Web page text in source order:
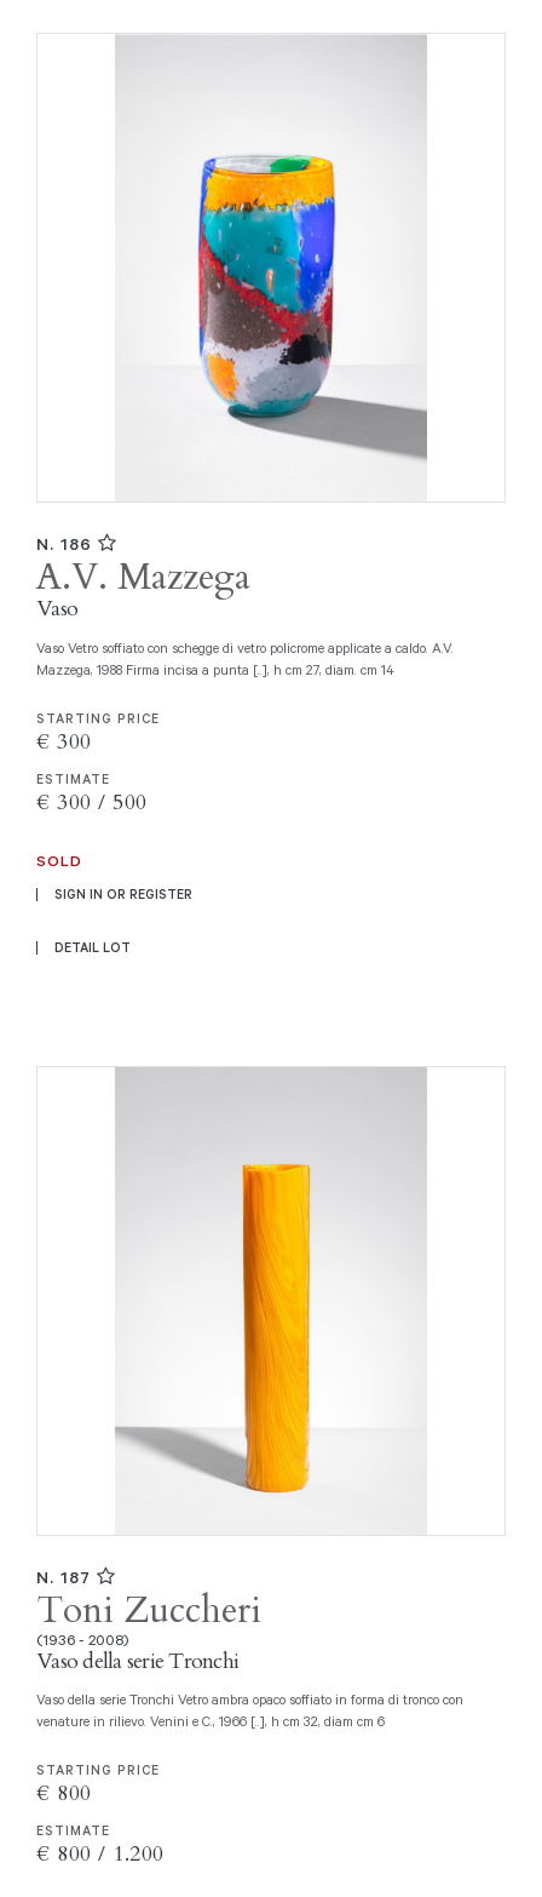
N. 186
A.V. Mazzega
Vaso
Vaso Vetro soffiato con schegge di vetro policrome applicate a caldo. A.V.
Mazzega, 1988 Firma incisa a punta [..], h cm 27, diam. cm 14
STARTING PRICE
€ 300
ESTIMATE
€ 300 / 500
SOLD
SIGN IN OR REGISTER
DETAIL LOT
N. 187
Toni Zuccheri
(1936 - 2008)
Vaso della serie Tronchi
Vaso della serie Tronchi Vetro ambra opaco soffiato in forma di tronco con
venature in rilievo. Venini e C., 1966 [..], h cm 32, diam cm 6
STARTING PRICE
€ 800
ESTIMATE
€ 800 / 1.200